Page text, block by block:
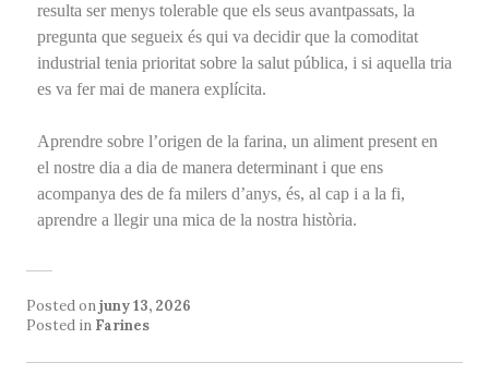
resulta ser menys tolerable que els seus avantpassats, la
pregunta que segueix és qui va decidir que la comoditat
industrial tenia prioritat sobre la salut pública, i si aquella tria
es va fer mai de manera explícita.
Aprendre sobre l’origen de la farina, un aliment present en
el nostre dia a dia de manera determinant i que ens
acompanya des de fa milers d’anys, és, al cap i a la fi,
aprendre a llegir una mica de la nostra història.
Posted onjuny 13, 2026
Posted in Farines